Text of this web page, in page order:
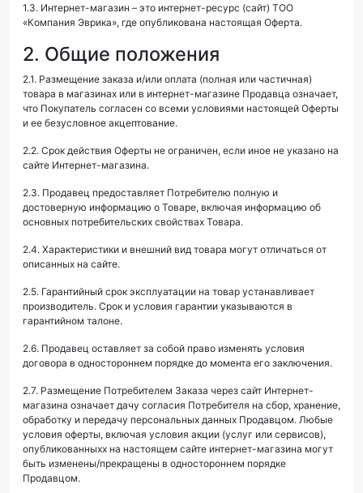
1.3. Интернет-магазин – это интернет-ресурс (сайт) ТОО
«Компания Эврика», где опубликована настоящая Оферта.
2. Общие положения
2.1. Размещение заказа и/или оплата (полная или частичная)
товара в магазинах или в интернет-магазине Продавца означает,
что Покупатель согласен со всеми условиями настоящей Оферты
и ее безусловное акцептование.
2.2. Срок действия Оферты не ограничен, если иное не указано на
сайте Интернет-магазина.
2.3. Продавец предоставляет Потребителю полную и
достоверную информацию о Товаре, включая информацию об
основных потребительских свойствах Товара.
2.4. Характеристики и внешний вид товара могут отличаться от
описанных на сайте.
2.5. Гарантийный срок эксплуатации на товар устанавливает
производитель. Срок и условия гарантии указываются в
гарантийном талоне.
2.6. Продавец оставляет за собой право изменять условия
договора в одностороннем порядке до момента его заключения.
2.7. Размещение Потребителем Заказа через сайт Интернет-
магазина означает дачу согласия Потребителя на сбор, хранение,
обработку и передачу персональных данных Продавцом. Любые
условия оферты, включая условия акции (услуг или сервисов),
опубликованныхх на настоящем сайте интернет-магазина могут
быть изменены/прекращены в одностороннем порядке
Продавцом.